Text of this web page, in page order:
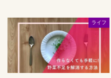
ライフ